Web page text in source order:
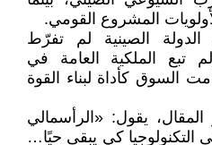
المشروع القومي.
الصينية لم تفرّط
تبع الملكية العامة في
السوق كأداة لبناء القوة
يقول: «الرأسمالي
التكنولوجيا كي يبقى حيًا…